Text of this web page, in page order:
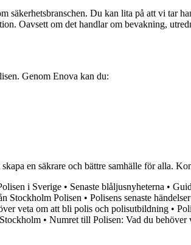
säkerhetsbranschen. Du kan lita på att vi tar
Oavsett om det handlar om bevakning,
Genom Enova kan du:
en säkrare och bättre samhälle för alla.
i Sverige • Senaste blåljusnyheterna •
Stockholm Polisen • Polisens senaste
veta om att bli polis och polisutbildning •
• Numret till Polisen: Vad du behöver